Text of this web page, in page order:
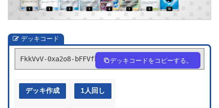
デッキコード
FkkVvV-0xa2o8-bFFVfb デッキコードをコピーする。
デッキ作成 1人回し